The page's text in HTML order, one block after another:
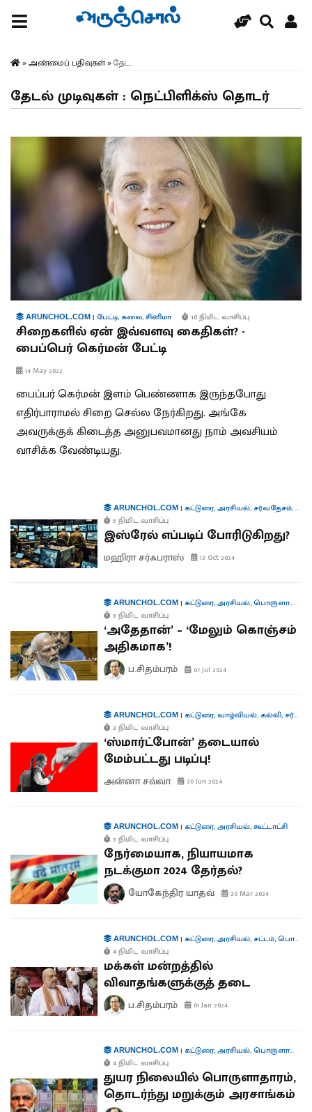
» அண்மைப் பதிவுகள்» தேட...
தேடல் முடிவுகள் : நெட்பிளிக்ஸ் தொடர்
ARUNCHOL.COM | பேட்டி, கலை,சினிமா 10 நிமிட வாசிப்பு
சிறைகளில் ஏன் இவ்வளவு கைதிகள்? -
பைப்பெர் கெர்மன் பேட்டி
14 May 2022
பைப்பர் கெர்மன் இளம் பெண்ணாக இருந்தபோது
எதிர்பாராமல் சிறை செல்ல நேர்கிறது. அங்கே
அவருக்குக் கிடைத்த அனுபவமானது நாம் அவசியம்
வாசிக்க வேண்டியது.
ARUNCHOL.COM| கட்டுரை,அரசியல், சர்வதேசம்,
5 நிமிட வாசிப்பு
இஸ்ரேல் எப்படிப் போரிடுகிறது?
மஹிரா சர்ஃபராஸ் 13 Oct 2024
ARUNCHOL.COM| கட்டுரை,அரசியல்,பொருளாதாரம்
5 நிமிட வாசிப்பு
‘அதேதான்’ – ‘மேலும் கொஞ்சம்
அதிகமாக’!
ப.சிதம்பரம் 07 Jul 2024
ARUNCHOL.COM| கட்டுரை, வாழ்வியல், கல்வி, சர்வதேசம்
3 நிமிட வாசிப்பு
‘ஸ்மார்ட்போன்’ தடையால்
மேம்பட்டது படிப்பு!
அன்னா சவ்வா 30 Jun 2024
ARUNCHOL.COM| கட்டுரை,அரசியல்,கூட்டாட்சி
5 நிமிட வாசிப்பு
நேர்மையாக, நியாயமாக
நடக்குமா 2024 தேர்தல்?
யோகேந்திர யாதவ் 30 Mar 2024
ARUNCHOL.COM| கட்டுரை,அரசியல், சட்டம்,பொருளாதாரம்
4 நிமிட வாசிப்பு
மக்கள் மன்றத்தில்
விவாதங்களுக்குத் தடை
ப.சிதம்பரம் 01 Jan 2024
ARUNCHOL.COM| கட்டுரை,அரசியல்,பொருளாதாரம்
4 நிமிட வாசிப்பு
துயர நிலையில் பொருளாதாரம்,
தொடர்ந்து மறுக்கும் அரசாங்கம்